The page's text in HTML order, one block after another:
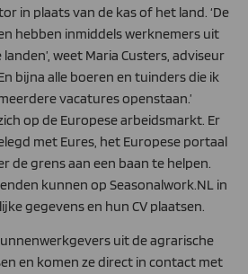
in plaats van de kas of het land. ‘De
hebben inmiddels werknemers uit
weet Maria Custers, adviseur
bijna alle boeren en tuinders die ik
vacatures openstaan.’
op de Europese arbeidsmarkt. Er
met Eures, het Europese portaal
de grens aan een baan te helpen.
kunnen op Seasonalwork.NL in
gegevens en hun CV plaatsen.
uit de agrarische
en komen ze direct in contact met